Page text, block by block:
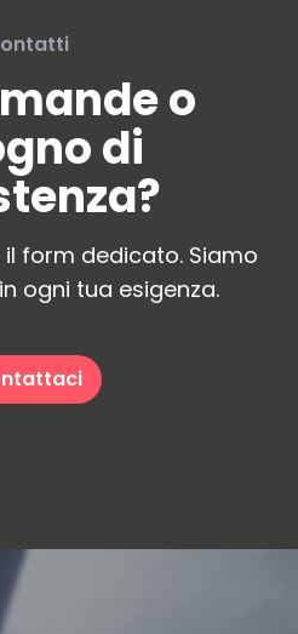
o
di
form dedicato. Siamo
ogni tua esigenza.